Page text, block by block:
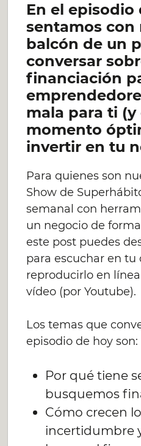
En el episodio
sentamos con
balcón de un
conversar
financiación
mala para ti (y
momento
invertir en tu
Para quienes son
Show de
semanal con
un negocio de
este post puedes
para escuchar en tu
reproducirlo en
vídeo (por Youtube).
Los temas que
episodio de hoy son:
Por qué tiene
busquemos
Cómo crecen
incertidumbre